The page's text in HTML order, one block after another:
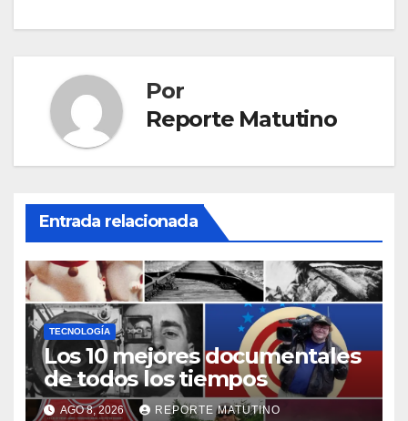
Por
Reporte Matutino
Entrada relacionada
TECNOLOGÍA
Los 10 mejores documentales
de todos los tiempos
AGO 8, 2026 REPORTE MATUTINO